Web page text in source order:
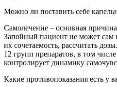
Можно ли поставить себе
Самолечение – основная
Запойный пациент не может сам
их сочетаемость, рассчитать
12 групп препаратов, в том
контролирует динамику
Какие противопоказания есть у